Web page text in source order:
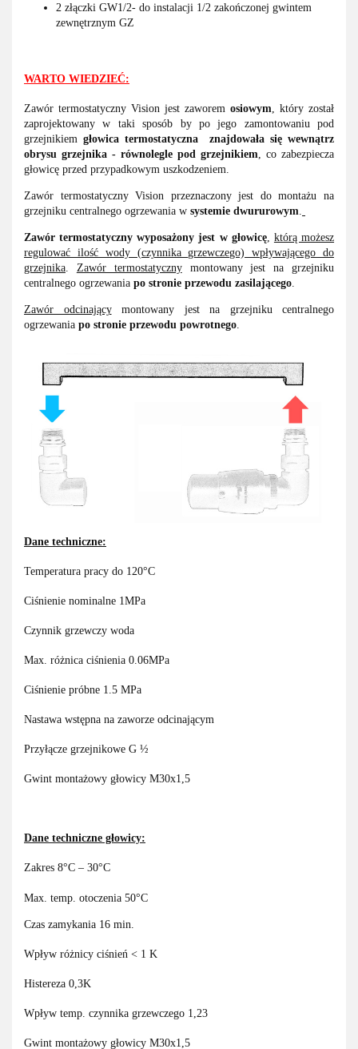
2 złączki GW1/2- do instalacji 1/2 zakończonej gwintem
zewnętrznym GZ
WARTO WIEDZIEĆ:
Zawór termostatyczny Vision jest zaworem osiowym, który został
zaprojektowany w taki sposób by po jego zamontowaniu pod
grzejnikiem głowica termostatyczna znajdowała się wewnątrz
obrysu grzejnika - równolegle pod grzejnikiem, co zabezpiecza
głowicę przed przypadkowym uszkodzeniem.
Zawór termostatyczny Vision przeznaczony jest do montażu na
grzejniku centralnego ogrzewania w systemie dwururowym.
Zawórtermostatyczny wyposażony jest w głowicę, którą możesz
regulować ilość wody (czynnika grzewczego) wpływającego do
grzejnika. Zawór termostatyczny
montowany jest na grzejniku
centralnego ogrzewania po stronie przewodu zasilającego.
Zawór odcinającymontowany jest na grzejniku centralnego
ogrzewania po stronie przewodu powrotnego.
Dane techniczne:
Temperatura pracy do 120°C
Ciśnienie nominalne 1MPa
Czynnik grzewczy woda
Max. różnica ciśnienia 0.06MPa
Ciśnienie próbne 1.5 MPa
Nastawa wstępna na zaworze odcinającym
Przyłącze grzejnikowe G ½
Gwint montażowy głowicy M30x1,5
Dane techniczne głowicy:
Zakres 8°C – 30°C
Max. temp. otoczenia 50°C
Czas zamykania 16 min.
Wpływ różnicy ciśnień < 1 K
Histereza 0,3K
Wpływ temp. czynnika grzewczego 1,23
Gwint montażowy głowicy M30x1,5